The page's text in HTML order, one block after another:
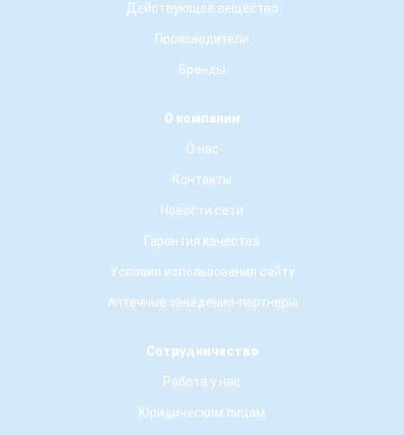
Действующее вещество
Производители
Бренды
О компании
О нас
Контакты
Новости сети
Гарантия качества
Условия использования сайту
Аптечные заведения-партнеры
Сотрудничество
Работа у нас
Юридическим лицам